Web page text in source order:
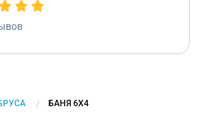
CURRENT:
БАНЯ 6Х4